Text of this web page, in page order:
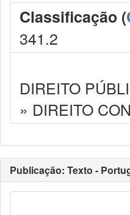
Classificação (
341.2
DIREITO
» DIREITO
Publicação: Texto -